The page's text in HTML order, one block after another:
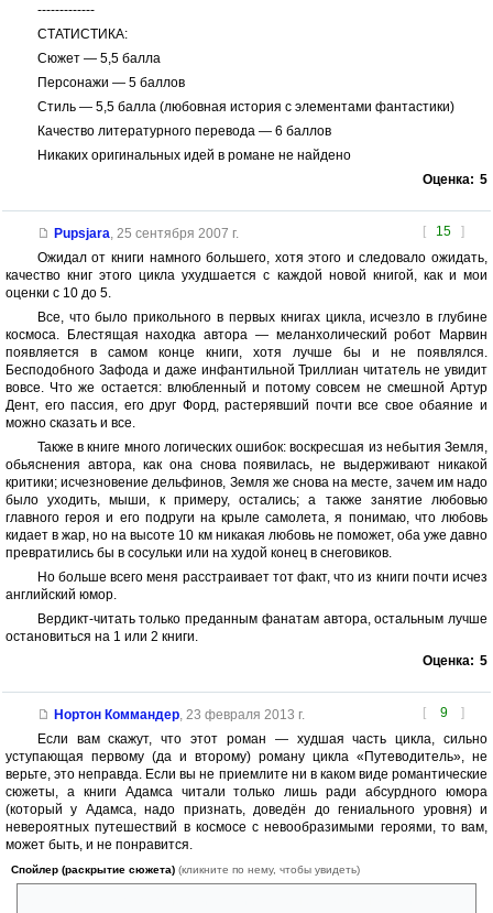
-------------
СТАТИСТИКА:
Сюжет — 5,5 балла
Персонажи — 5 баллов
Стиль — 5,5 балла (любовная история с элементами фантастики)
Качество литературного перевода — 6 баллов
Никаких оригинальных идей в романе не найдено
Оценка: 5
[ 15 ]
Pupsjara, 25 сентября 2007 г.
Ожидал от книги намного большего, хотя этого и следовало ожидать,
качество книг этого цикла ухудшается с каждой новой книгой, как и мои
оценки с 10 до 5.
Все, что было прикольного в первых книгах цикла, исчезло в глубине
космоса. Блестящая находка автора — меланхолический робот Марвин
появляется в самом конце книги, хотя лучше бы и не появлялся.
Бесподобного Зафода и даже инфантильной Триллиан читатель не увидит
вовсе. Что же остается: влюбленный и потому совсем не смешной Артур
Дент, его пассия, его друг Форд, растерявший почти все свое обаяние и
можно сказать и все.
Также в книге много логических ошибок: воскресшая из небытия Земля,
обьяснения автора, как она снова появилась, не выдерживают никакой
критики; исчезновение дельфинов, Земля же снова на месте, зачем им надо
было уходить, мыши, к примеру, остались; а также занятие любовью
главного героя и его подруги на крыле самолета, я понимаю, что любовь
кидает в жар, но на высоте 10 км никакая любовь не поможет, оба уже давно
превратились бы в сосульки или на худой конец в снеговиков.
Но больше всего меня расстраивает тот факт, что из книги почти исчез
английский юмор.
Вердикт-читать только преданным фанатам автора, остальным лучше
остановиться на 1 или 2 книги.
Оценка: 5
[ 9 ]
Нортон Коммандер, 23 февраля 2013 г.
Если вам скажут, что этот роман — худшая часть цикла, сильно
уступающая первому (да и второму) роману цикла «Путеводитель», не
верьте, это неправда. Если вы не приемлите ни в каком виде романтические
сюжеты, а книги Адамса читали только лишь ради абсурдного юмора
(который у Адамса, надо признать, доведён до гениального уровня) и
невероятных путешествий в космосе с невообразимыми героями, то вам,
может быть, и не понравится.
Спойлер (раскрытие сюжета) (кликните по нему, чтобы увидеть)